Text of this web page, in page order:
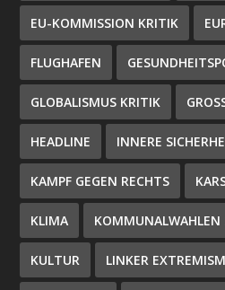
EU-KOMMISSION KRITIK
FLUGHAFEN
GLOBALISMUS KRITIK
HEADLINE INNERE
KAMPF GEGEN RECHTS
KLIMA KOMMUNALWAHLEN
KULTUR LINKER